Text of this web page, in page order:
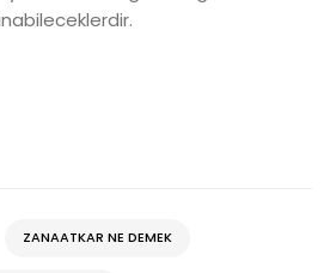
ZANAATKAR NE DEMEK